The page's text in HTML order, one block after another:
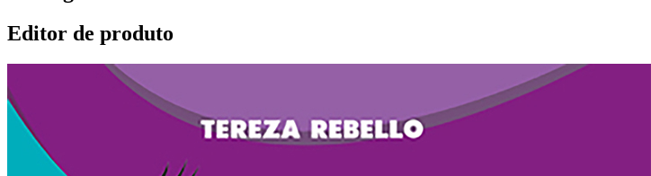
Editor de produto